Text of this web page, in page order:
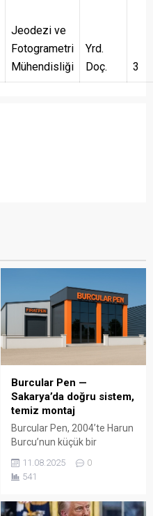
Jeodezi ve
Fotogrametri
Mühendisliği
Yrd.
Doç.
3
Burcular Pen —
Sakarya’da doğru sistem,
temiz montaj
Burcular Pen, 2004’te Harun
Burcu’nun küçük bir
atölyede attığı adımla
başladı; bugün Serdivan’daki
147 m² showroomu ve 750
Sakarya ve çevre ilçelerde
11.08.2025
0
541